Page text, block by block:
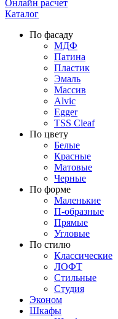
Онлайн расчет
Каталог
По фасаду
МДФ
Патина
Пластик
Эмаль
Массив
Alvic
Egger
TSS Cleaf
По цвету
Белые
Красные
Матовые
Черные
По форме
Маленькие
П-образные
Прямые
Угловые
По стилю
Классические
ЛОФТ
Стильные
Студия
Эконом
Шкафы